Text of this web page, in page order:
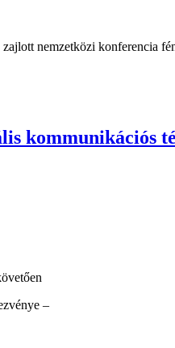
nemzetközi konferencia
kommunikációs
–